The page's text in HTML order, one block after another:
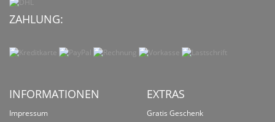
ZAHLUNG:
INFORMATIONEN
Impressum
EXTRAS
Gratis Geschenk